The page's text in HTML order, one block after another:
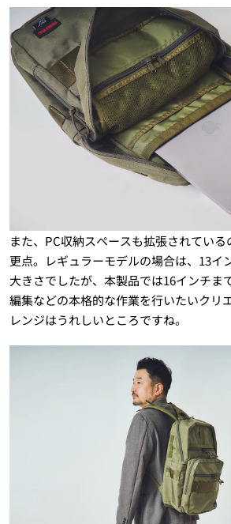
また、PC収納スペースも拡張されてい
更点。レギュラーモデルの場合は、13イ
大きさでしたが、本製品では16インチま
編集などの本格的な作業を行いたいクリ
レンジはうれしいところですね。